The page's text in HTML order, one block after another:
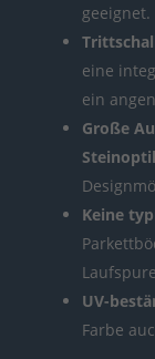
geeignet.
eine
ein
Große
Keine
UV-
Farbe